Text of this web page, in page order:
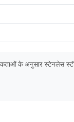
के अनुसार स्टेनलेस